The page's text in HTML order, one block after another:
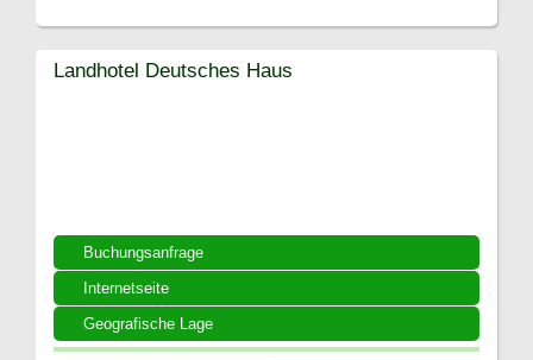
Buchungsanfrage
Internetseite
Geografische Lage
Landhotel Deutsches Haus